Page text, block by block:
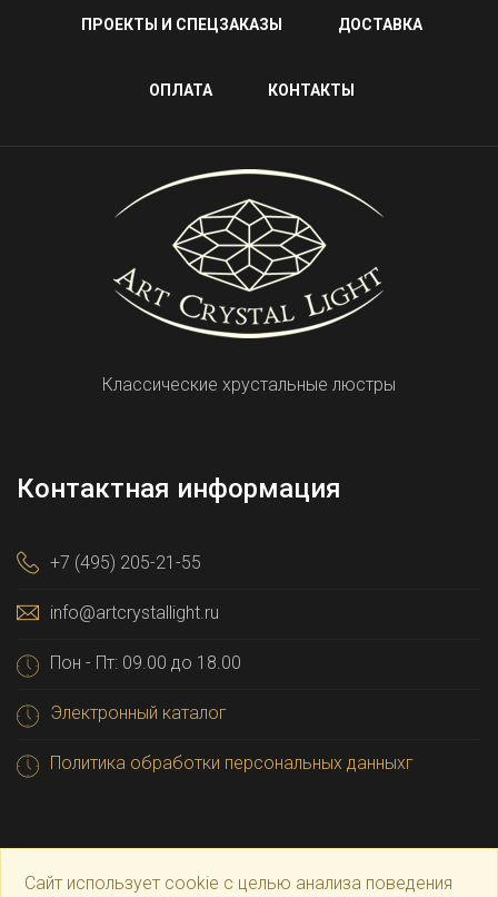
ПРОЕКТЫ И СПЕЦЗАКАЗЫ ДОСТАВКА
ОПЛАТА КОНТАКТЫ
Классические хрустальные люстры
Контактная информация
+7 (495) 205-21-55
info@artcrystallight.ru
Пон - Пт: 09.00 до 18.00
Электронный каталог
Политика обработки персональных данныхг
Сайт использует cookie с целью анализа поведения